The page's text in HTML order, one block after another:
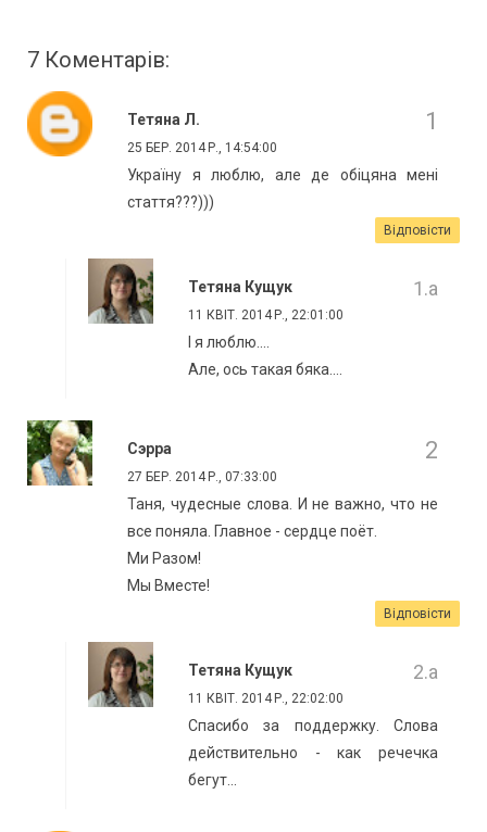
7 Коментарів:
Тетяна Л.
25 БЕР. 2014 Р., 14:54:00
Україну я люблю, але де обіцяна мені
стаття???)))
Відповісти
Тетяна Кущук
11 КВІТ. 2014 Р., 22:01:00
І я люблю....
Але, ось такая бяка....
Сэрра
27 БЕР. 2014 Р., 07:33:00
Таня, чудесные слова. И не важно, что не
все поняла. Главное - сердце поёт.
Ми Разом!
Мы Вместе!
Відповісти
Тетяна Кущук
11 КВІТ. 2014 Р., 22:02:00
Спасибо за поддержку. Слова
действительно - как речечка
бегут...